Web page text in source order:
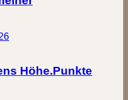
Höhe.Punkte